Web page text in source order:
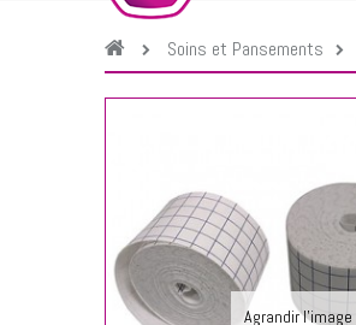
Soins et Pansements
Agrandir l'image